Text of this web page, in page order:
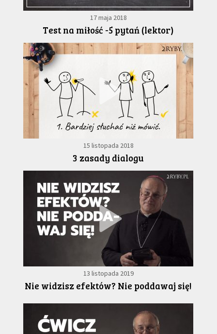
17 maja 2018
Test na miłość -5 pytań (lektor)
15 listopada 2018
3 zasady dialogu
13 listopada 2019
Nie widzisz efektów? Nie poddawaj się!